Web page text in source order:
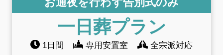
お通夜を行わず告別式のみ
一日葬プラン
1日間 専用安置室 全宗派対応